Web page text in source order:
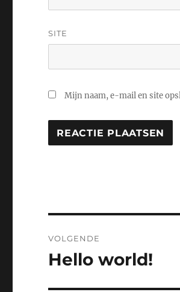
SITE
Mijn naam, e-mail en site
navigatie
VOLGENDE
Volgend
Hello world!